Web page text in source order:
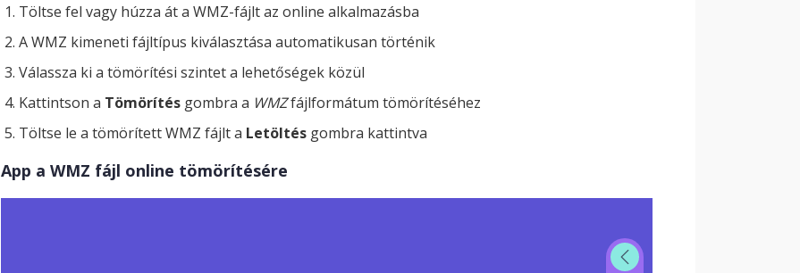
Töltse fel vagy húzza át a WMZ-fájlt az online alkalmazásba
A WMZ kimeneti fájltípus kiválasztása automatikusan történik
Válassza ki a tömörítési szintet a lehetőségek közül
Kattintson a Tömörítés gombra a WMZfájlformátum tömörítéséhez
Töltse le a tömörített WMZ fájlt a Letöltés gombra kattintva
App a WMZ fájl online tömörítésére